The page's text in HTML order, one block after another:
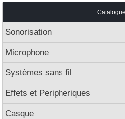
Catalogue
Sonorisation
Microphone
Systèmes sans fil
Effets et Peripheriques
Casque